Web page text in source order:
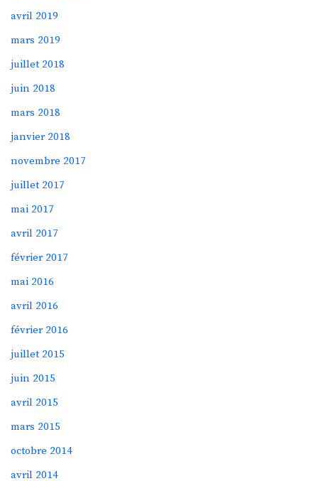
avril 2019
mars 2019
juillet 2018
juin 2018
mars 2018
janvier 2018
novembre 2017
juillet 2017
mai 2017
avril 2017
février 2017
mai 2016
avril 2016
février 2016
juillet 2015
juin 2015
avril 2015
mars 2015
octobre 2014
avril 2014